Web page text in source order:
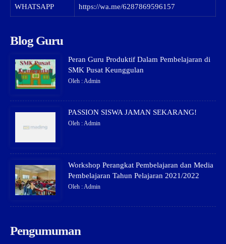
WHATSAPP https://wa.me/6287869596157
Blog Guru
Peran Guru Produktif Dalam Pembelajaran di
SMK Pusat Keunggulan
Oleh : Admin
PASSION SISWA JAMAN SEKARANG!
Oleh : Admin
Workshop Perangkat Pembelajaran dan Media
Pembelajaran Tahun Pelajaran 2021/2022
Oleh : Admin
Pengumuman